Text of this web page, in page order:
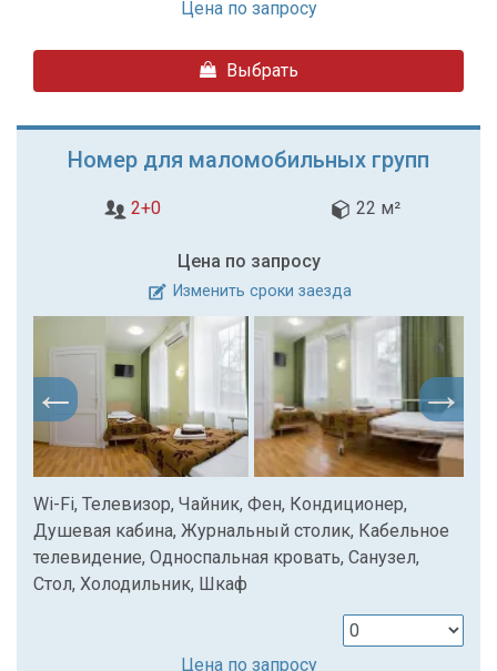
Цена по запросу
Выбрать
Номер для маломобильных групп
2+0 22 м²
Цена по запросу
Изменить сроки заезда
Wi-Fi, Телевизор, Чайник, Фен, Кондиционер,
Душевая кабина, Журнальный столик, Кабельное
телевидение, Односпальная кровать, Санузел,
Стол, Холодильник, Шкаф
Цена по запросу